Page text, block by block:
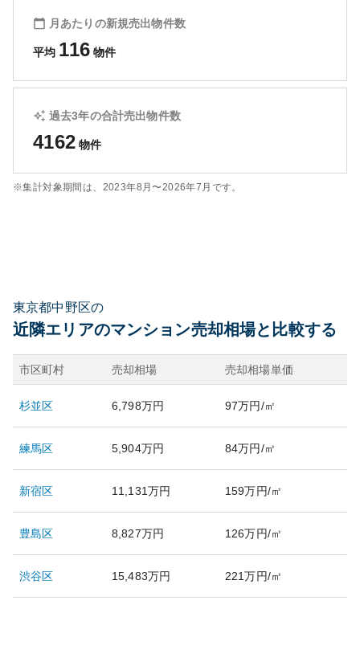
月あたりの新規売出物件数
平均 116 物件
過去3年の合計売出物件数
4162 物件
※集計対象期間は、 2023年8月〜2026年7月 です。
東京都中野区の
近隣エリアのマンション売却相場と比較する
市区町村 売却相場 売却相場単価
杉並区 6,798万円 97万円/㎡
練馬区 5,904万円 84万円/㎡
新宿区 11,131万円 159万円/㎡
豊島区 8,827万円 126万円/㎡
渋谷区 15,483万円 221万円/㎡